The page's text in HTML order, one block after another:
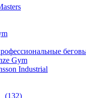
Gym
Industrial
(132)